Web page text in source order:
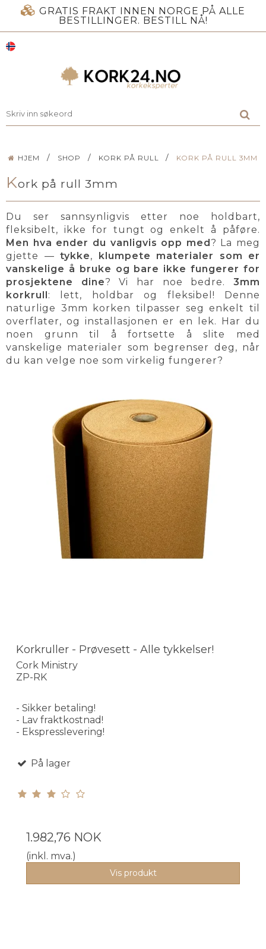
GRATIS FRAKT INNEN NORGE PÅ ALLE
BESTILLINGER. BESTILL NÅ!
HJEM / SHOP / KORK PÅ RULL / KORK PÅ RULL 3MM
Kork på rull 3mm
Du ser sannsynligvis etter noe holdbart,
fleksibelt, ikke for tungt og enkelt å påføre.
Men hva ender du vanligvis opp med ? La meg
gjette — tykke,
klumpete materialer som er
vanskelige å bruke og bare ikke fungerer for
prosjektene dine? Vi har noe bedre.3mm
korkrull : lett, holdbar og fleksibel! Denne
naturlige 3mm korken tilpasser seg enkelt til
overflater, og installasjonen er en lek. Har du
noen grunn til å fortsette å slite med
vanskelige materialer som begrenser deg, når
du kan velge noe som virkelig fungerer?
Korkruller - Prøvesett - Alle tykkelser!
Cork Ministry
ZP-RK
- Sikker betaling!
- Lav fraktkostnad!
- Ekspresslevering!
På lager
1.982,76 NOK
(inkl. mva.)
Vis produkt